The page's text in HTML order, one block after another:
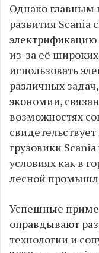
Однако главным
развития Scania
электрификацию
из-за её
использовать
различных
экономии,
возможностях
грузовики
условиях как в
лесной
Успешные
оправдывают
технологии и